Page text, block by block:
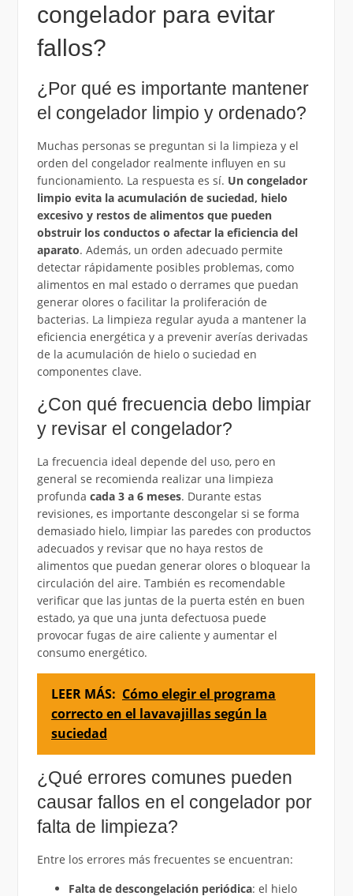
congelador para evitar
fallos?
¿Por qué es importante mantener
el congelador limpio y ordenado?
Muchas personas se preguntan si la limpieza y el
orden del congelador realmente influyen en su
funcionamiento. La respuesta es sí. Un congelador
limpio evita la acumulación de suciedad, hielo
excesivo y restos de alimentos que pueden
obstruir los conductos o afectar la eficiencia del
aparato. Además, un orden adecuado permite
detectar rápidamente posibles problemas, como
alimentos en mal estado o derrames que puedan
generar olores o facilitar la proliferación de
bacterias. La limpieza regular ayuda a mantener la
eficiencia energética y a prevenir averías derivadas
de la acumulación de hielo o suciedad en
componentes clave.
¿Con qué frecuencia debo limpiar
y revisar el congelador?
La frecuencia ideal depende del uso, pero en
general se recomienda realizar una limpieza
profunda cada 3 a 6 meses. Durante estas
revisiones, es importante descongelar si se forma
demasiado hielo, limpiar las paredes con productos
adecuados y revisar que no haya restos de
alimentos que puedan generar olores o bloquear la
circulación del aire. También es recomendable
verificar que las juntas de la puerta estén en buen
estado, ya que una junta defectuosa puede
provocar fugas de aire caliente y aumentar el
consumo energético.
LEER MÁS: Cómo elegir el programa
correcto en el lavavajillas según la
suciedad
¿Qué errores comunes pueden
causar fallos en el congelador por
falta de limpieza?
Entre los errores más frecuentes se encuentran:
Falta de descongelación periódica: el hielo